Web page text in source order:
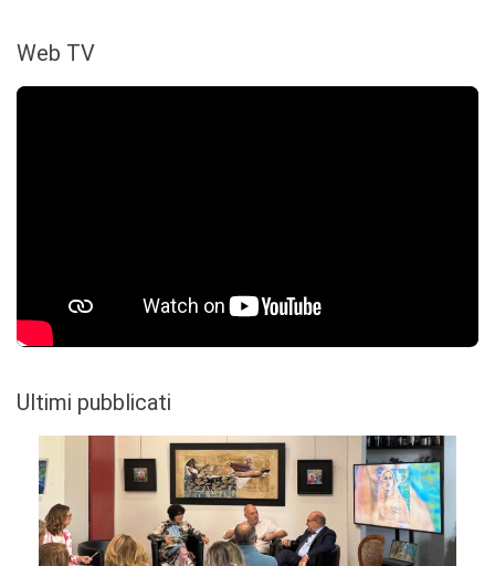
Web TV
Ultimi pubblicati